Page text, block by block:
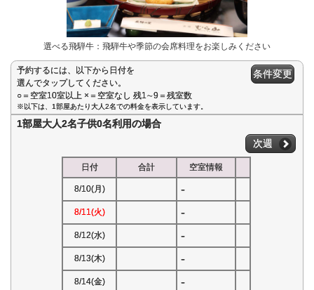
選べる飛騨牛：飛騨牛や季節の会席料理をお楽しみください
予約するには、以下から日付を
選んでタップしてください。
○＝空室10室以上 ×＝空室なし 残1∼9＝残室数
条件変更
※以下は、1部屋あたり大人2名での料金を表示しています。
1部屋大人2名子供0名利用の場合
次週
日付 合計 空室情報
8/10(月) -
8/11(火) -
8/12(水) -
8/13(木) -
8/14(金) -